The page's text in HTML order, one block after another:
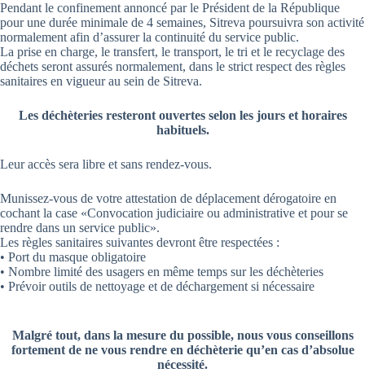
Pendant le confinement annoncé par le Président de la République
pour une durée minimale de 4 semaines, Sitreva poursuivra son activité
normalement afin d’assurer la continuité du service public.
La prise en charge, le transfert, le transport, le tri et le recyclage des
déchets seront assurés normalement, dans le strict respect des règles
sanitaires en vigueur au sein de Sitreva.
Les déchèteries resteront ouvertes selon les jours et horaires
habituels.
Leur accès sera libre et sans rendez-vous.
Munissez-vous de votre attestation de déplacement dérogatoire en
cochant la case «Convocation judiciaire ou administrative et pour se
rendre dans un service public».
Les règles sanitaires suivantes devront être respectées :
• Port du masque obligatoire
• Nombre limité des usagers en même temps sur les déchèteries
• Prévoir outils de nettoyage et de déchargement si nécessaire
Malgré tout, dans la mesure du possible, nous vous conseillons
fortement de ne vous rendre en déchèterie qu’en cas d’absolue
nécessité.